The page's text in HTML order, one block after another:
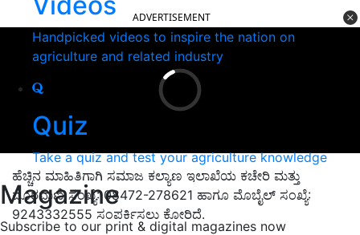
Handpicked videos to inspire the nation on
agriculture and related industry
Quiz
Take a quiz and test your agriculture knowledge
Magazine
Subscribe to our print & digital magazines now
ADVERTISEMENT
ಹೆಚ್ಚಿನ ಮಾಹಿತಿಗಾಗಿ ಸಮಾಜ ಕಲ್ಯಾಣ ಇಲಾಖೆಯ ಕಚೇರಿ ಮತ್ತು
ದೂರವಾಣಿ ಸಂಖ್ಯೆ: 08472-278621 ಹಾಗೂ ಮೊಬೈಲ್ ಸಂಖ್ಯೆ:
9243332555 ಸಂಪರ್ಕಿಸಲು ಕೋರಿದೆ.